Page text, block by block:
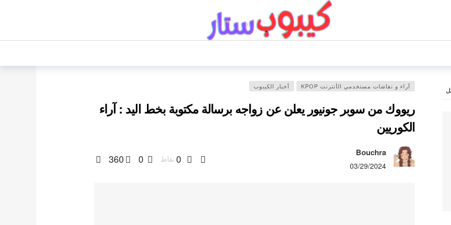
آراء و نقاشات مستخدمي الأنترنت KPOP أخبار الكيبوب
ريووك من سوبر جونيور يعلن عن زواجه برسالة مكتوبة بخط اليد : آراء
الكوريين
Bouchra
03/29/2024
0 نقاط 0
360